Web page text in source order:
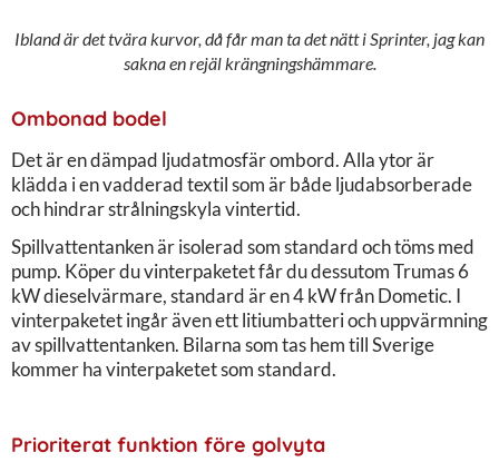
Ibland är det tvära kurvor, då får man ta det nätt i Sprinter, jag kan
sakna en rejäl krängningshämmare.
Ombonad bodel
Det är en dämpad ljudatmosfär ombord. Alla ytor är
klädda i en vadderad textil som är både ljudabsorberade
och hindrar strålningskyla vintertid.
Spillvattentanken är isolerad som standard och töms med
pump. Köper du vinterpaketet får du dessutom Trumas 6
kW dieselvärmare, standard är en 4 kW från Dometic. I
vinterpaketet ingår även ett litiumbatteri och uppvärmning
av spillvattentanken. Bilarna som tas hem till Sverige
kommer ha vinterpaketet som standard.
Prioriterat funktion före golvyta